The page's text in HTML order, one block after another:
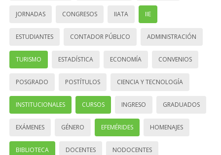
JORNADAS CONGRESOS IIATA IIE
ESTUDIANTES CONTADOR PÚBLICO ADMINISTRACIÓN
TURISMO ESTADÍSTICA ECONOMÍA CONVENIOS
POSGRADO POSTÍTULOS CIENCIA Y TECNOLOGÍA
INSTITUCIONALES CURSOS INGRESO GRADUADOS
EXÁMENES GÉNERO EFEMÉRIDES HOMENAJES
BIBLIOTECA DOCENTES NODOCENTES